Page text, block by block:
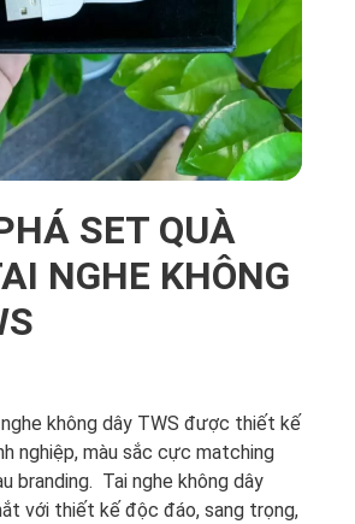
SET QUÀ
NGHE KHÔNG
không dây TWS được thiết kế
nghiệp, màu sắc cực matching
branding. Tai nghe không dây
với thiết kế độc đáo, sang trọng,